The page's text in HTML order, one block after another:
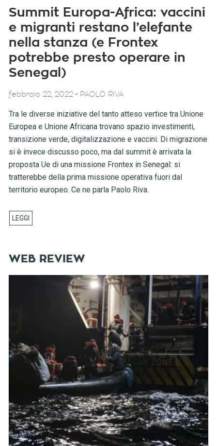
Summit Europa-Africa: vaccini
e migranti restano l’elefante
nella stanza (e Frontex
potrebbe presto operare in
Senegal)
febbraio 22, 2022- PAOLO RIVA
Tra le diverse iniziative del tanto atteso vertice tra Unione
Europea e Unione Africana trovano spazio investimenti,
transizione verde, digitalizzazione e vaccini. Di migrazione
si è invece discusso poco, ma dal summit è arrivata la
proposta Ue di una missione Frontex in Senegal: si
tratterebbe della prima missione operativa fuori dal
territorio europeo. Ce ne parla Paolo Riva.
WEB REVIEW